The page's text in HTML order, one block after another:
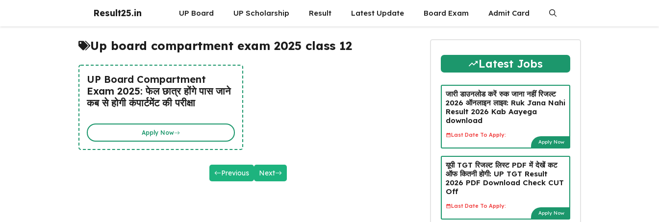
Result25.in UP Board UP Scholarship Result Latest Update Board Exam Admit Card
Up board compartment exam 2025 class 12
UP Board Compartment
Exam 2025: फेल छात्र होंगे पास जाने
कब से होगी कंपार्टमेंट की परीक्षा
Apply Now
Previous Next
Latest Jobs
जारी डाउनलोड करें रुक जाना नहीं रिजल्ट
2026 ऑनलाइन लाइव: Ruk Jana Nahi
Result 2026 Kab Aayega
download
Last Date To Apply:
Apply Now
यूपी TGT रिजल्ट लिस्ट PDF में देखें कट
ऑफ कितनी होगी: UP TGT Result
2026 PDF Download Check CUT
Off
Last Date To Apply:
Apply Now